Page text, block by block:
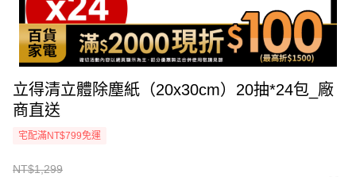
立得清立體除塵紙（20x30cm）20抽*24包_廠
商直送
宅配滿NT$799免運
NT$1,299